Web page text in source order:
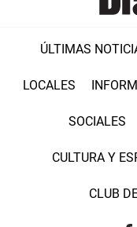
ÚLTIMAS
LOCALES
SOCIALES
CULTURA Y
CLUB